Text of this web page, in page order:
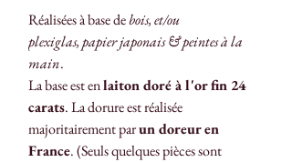
Réalisées à base debois, et/ou
plexiglas, papier japonais & peintes à la
main.
La base est enlaiton doré à l'or fin 24
carats. La dorure est réalisée
majoritairement parun doreur en
France. (Seuls quelques pièces sont